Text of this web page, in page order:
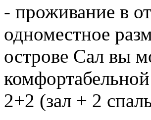
- проживание в
одноместное
острове Сал вы
2+2 (зал + 2